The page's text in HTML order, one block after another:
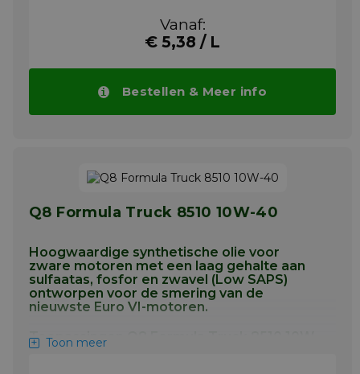
Voor Euro IV-, Euro V- en Euro VI-
dieselmotoren uitgerust met een roetfilter
(DPF) of katalytische
nabehandelingssystemen (zoals SCR) die
werken op laagzwavelige diesel (50 ppm of
minder) en onder zware
bedrijfsomstandigheden.
starteigenschappen.
toepassingen.
Vanaf:
€ 5,38 / L
Bestellen & Meer info
Q8 Formula Truck 8510 10W-40
Hoogwaardige synthetische olie voor
zware motoren met een laag gehalte aan
sulfaatas, fosfor en zwavel (Low SAPS)
ontworpen voor de smering van de
nieuwste Euro VI-motoren.
Toepassingen Q8 Formula Truck 8510 10W-
40 Toon meer